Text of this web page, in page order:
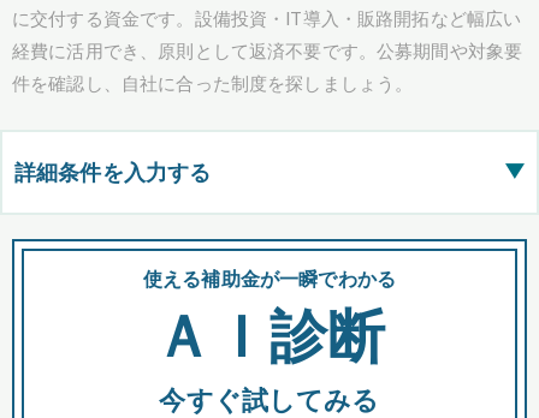
に交付する資金です。設備投資・IT導入・販路開拓など幅広い
経費に活用でき、原則として返済不要です。公募期間や対象要
件を確認し、自社に合った制度を探しましょう。
詳細条件を入力する ▶
都道府県
全国の検索結果を含めて表示
使える補助金が一瞬でわかる
ＡＩ診断
今すぐ試してみる